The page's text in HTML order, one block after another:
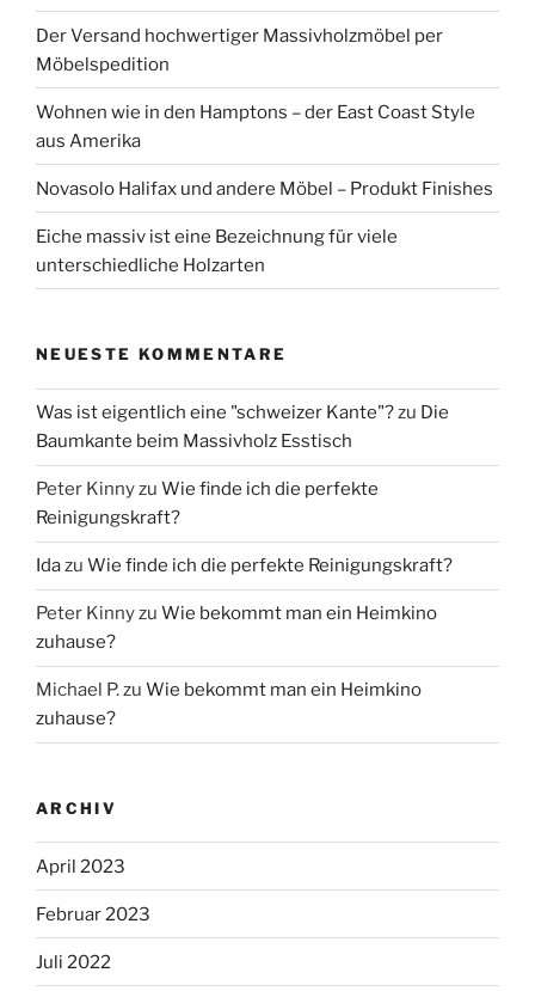
Der Versand hochwertiger Massivholzmöbel per
Möbelspedition
Wohnen wie in den Hamptons – der East Coast Style
aus Amerika
Novasolo Halifax und andere Möbel – Produkt Finishes
Eiche massiv ist eine Bezeichnung für viele
unterschiedliche Holzarten
NEUESTE KOMMENTARE
Was ist eigentlich eine "schweizer Kante"?zu Die
Baumkante beim Massivholz Esstisch
Peter Kinnyzu Wie finde ich die perfekte
Reinigungskraft?
Idazu Wie finde ich die perfekte Reinigungskraft?
Peter Kinnyzu Wie bekommt man ein Heimkino
zuhause?
Michael P.zu Wie bekommt man ein Heimkino
zuhause?
ARCHIV
April 2023
Februar 2023
Juli 2022